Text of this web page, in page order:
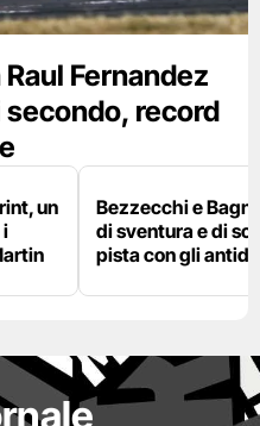
Fernandez
record
un
i
Bezzecchi e
di sventura e di
pista con gli